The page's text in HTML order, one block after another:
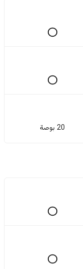
20 بوصة